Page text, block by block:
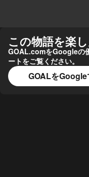
この物語を楽
GOAL.comをGoogleの
ートをご覧ください。
GOALをGoogle